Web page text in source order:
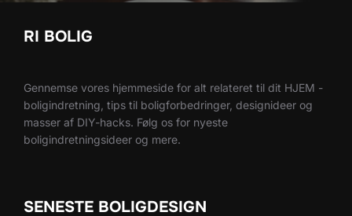
RI BOLIG
Gennemse vores hjemmeside for alt relateret til dit HJEM -
boligindretning, tips til boligforbedringer, designideer og
masser af DIY-hacks. Følg os for nyeste
boligindretningsideer og mere.
SENESTE BOLIGDESIGN